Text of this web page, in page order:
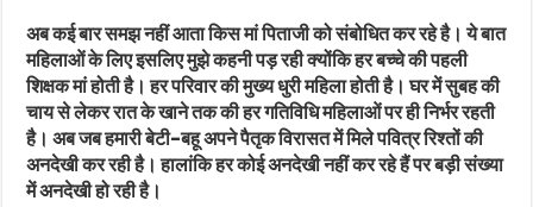
अब कई बार समझ नहीं आता किस मां पिताजी को संबोधित कर रहे है। ये बात
महिलाओं के लिए इसलिए मुझे कहनी पड़ रही क्योंकि हर बच्चे की पहली
शिक्षक मां होती है। हर परिवार की मुख्य धुरी महिला होती है। घर में सुबह की
चाय से लेकर रात के खाने तक की हर गतिविधि महिलाओं पर ही निर्भर रहती
है। अब जब हमारी बेटी-बहू अपने पैतृक विरासत में मिले पवित्र रिश्तों की
अनदेखी कर रही है। हालांकि हर कोई अनदेखी नहीं कर रहे हैं पर बड़ी संख्या
में अनदेखी हो रही है।